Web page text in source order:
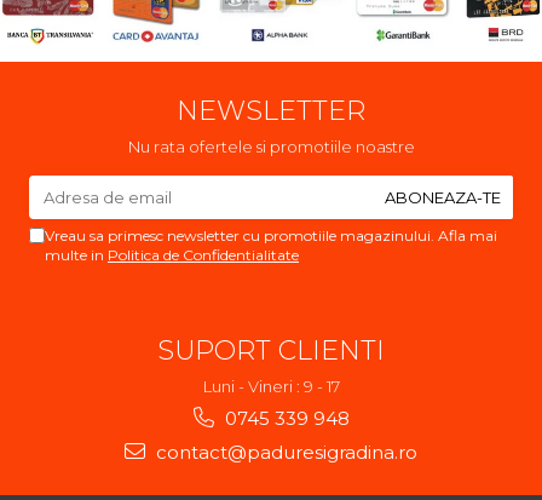
NEWSLETTER
Nu rata ofertele si promotiile noastre
Vreau sa primesc newsletter cu promotiile magazinului. Afla mai
multe in Politica de Confidentialitate
SUPORT CLIENTI
Luni - Vineri : 9 - 17
0745 339 948
contact@paduresigradina.ro